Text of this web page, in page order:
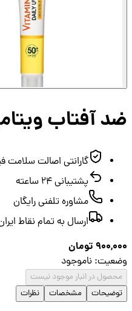
آفتاب
گارانتی اصالت سلامت
پشتیبانی ۲۴ ساعته
مشاوره تلفنی رایگان
ارسال به تمام نقاط ایران
تومان
:ناموجود
در انبار موجود نیست
مشخصات نظرات